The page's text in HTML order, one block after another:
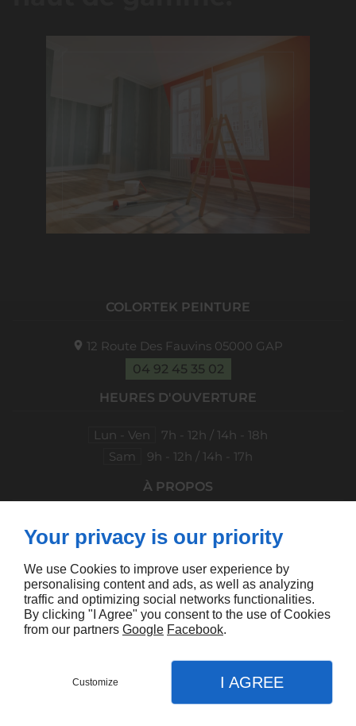
COLORTEK PEINTURE
12 Route Des Fauvins 05000 GAP
04 92 45 35 02
HEURES D'OUVERTURE
Lun - Ven
7h - 12h / 14h - 18h
Sam
9h - 12h / 14h - 17h
À PROPOS
Contactez-nous
Plan du site
SUIVEZ-NOUS
Contactez-nous
Your privacy is our priority
We use Cookies to improve user experience by
personalising content and ads, as well as analyzing
traffic and optimizing social networks functionalities.
By clicking "I Agree" you consent to the use of Cookies
from our partners Google Facebook.
Customize I AGREE